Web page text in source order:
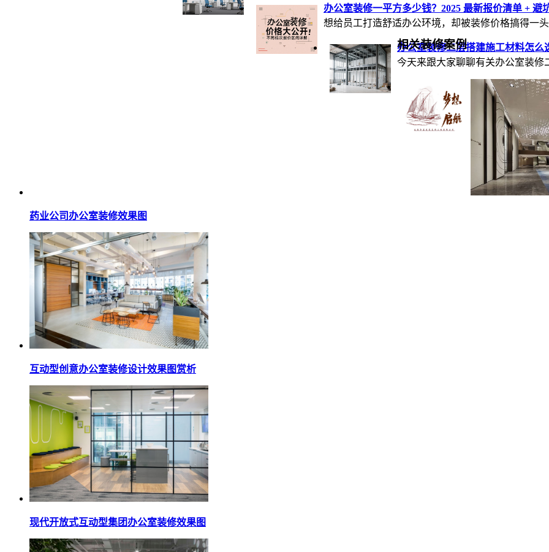
办公室装修一平方多少钱？2025 最新报价清单 + 避
想给员工打造舒适办公环境，却被装修价格搞得一
办公室装修二层搭建施工材料怎么
今天来跟大家聊聊有关办公室装修
成都工装公司：
成都帝睿装饰，
相关装修案例
药业公司办公室装修效果图
互动型创意办公室装修设计效果图赏析
现代开放式互动型集团办公室装修效果图